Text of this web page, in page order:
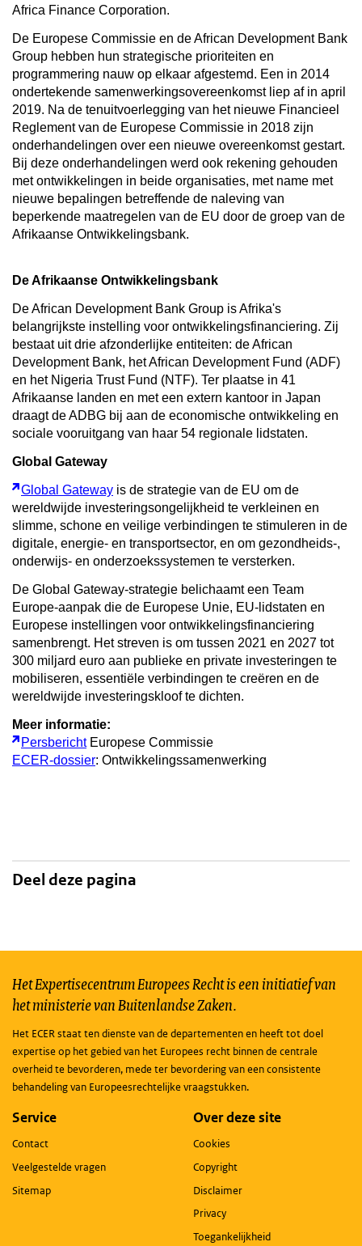
Africa Finance Corporation.
De Europese Commissie en de African Development Bank
Group hebben hun strategische prioriteiten en
programmering nauw op elkaar afgestemd. Een in 2014
ondertekende samenwerkingsovereenkomst liep af in april
2019. Na de tenuitvoerlegging van het nieuwe Financieel
Reglement van de Europese Commissie in 2018 zijn
onderhandelingen over een nieuwe overeenkomst gestart.
Bij deze onderhandelingen werd ook rekening gehouden
met ontwikkelingen in beide organisaties, met name met
nieuwe bepalingen betreffende de naleving van
beperkende maatregelen van de EU door de groep van de
Afrikaanse Ontwikkelingsbank.
De Afrikaanse Ontwikkelingsbank
De African Development Bank Group is Afrika's
belangrijkste instelling voor ontwikkelingsfinanciering. Zij
bestaat uit drie afzonderlijke entiteiten: de African
Development Bank, het African Development Fund (ADF)
en het Nigeria Trust Fund (NTF). Ter plaatse in 41
Afrikaanse landen en met een extern kantoor in Japan
draagt de ADBG bij aan de economische ontwikkeling en
sociale vooruitgang van haar 54 regionale lidstaten.
Global Gateway
Global Gateway is de strategie van de EU om de
wereldwijde investeringsongelijkheid te verkleinen en
slimme, schone en veilige verbindingen te stimuleren in de
digitale, energie- en transportsector, en om gezondheids-,
onderwijs- en onderzoekssystemen te versterken.
De Global Gateway-strategie belichaamt een Team
Europe-aanpak die de Europese Unie, EU-lidstaten en
Europese instellingen voor ontwikkelingsfinanciering
samenbrengt. Het streven is om tussen 2021 en 2027 tot
300 miljard euro aan publieke en private investeringen te
mobiliseren, essentiële verbindingen te creëren en de
wereldwijde investeringskloof te dichten.
Meer informatie:
PersberichtEuropese Commissie
ECER-dossier: Ontwikkelingssamenwerking
Deel deze pagina
Het Expertisecentrum Europees Recht is een initiatief van
het ministerie van Buitenlandse Zaken.
Het ECER staat ten dienste van de departementen en heeft tot doel
expertise op het gebied van het Europees recht binnen de centrale
overheid te bevorderen, mede ter bevordering van een consistente
behandeling van Europeesrechtelijke vraagstukken.
Service
Contact
Veelgestelde vragen
Sitemap
Over deze site
Cookies
Copyright
Disclaimer
Privacy
Toegankelijkheid